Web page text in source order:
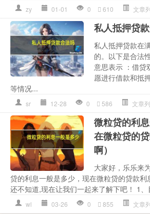
zy 01-01 0 610 文章
私人抵押贷
私人抵押贷款在
的。以下是合法
意思表示 ：借贷
愿进行借款和抵
等情况...
sr 12-28 0 586 文章
微粒贷的利
在微粒贷的
啊）
大家好，乐乐来
贷的利息一般是多少，现在微粒贷的贷款利
还不知道,现在让我们一起来了解下吧！ 1
wl 03-26 0 855 文章